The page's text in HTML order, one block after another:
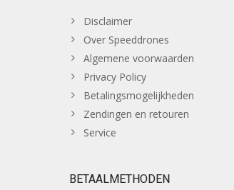
Disclaimer
Over Speeddrones
Algemene voorwaarden
Privacy Policy
Betalingsmogelijkheden
Zendingen en retouren
Service
BETAALMETHODEN